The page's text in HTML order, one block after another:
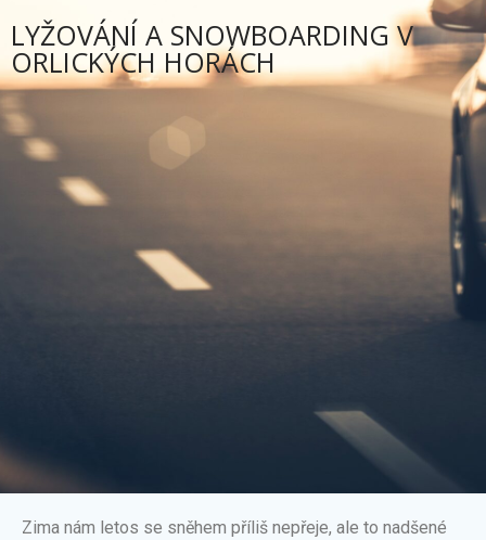
LYŽOVÁNÍ A SNOWBOARDING V
ORLICKÝCH HORÁCH
Zima nám letos se sněhem příliš nepřeje, ale to nadšené